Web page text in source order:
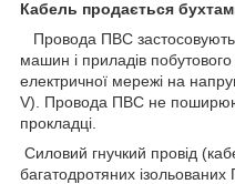
Кабель продається
Провода ПВС
машин і приладів побутового
електричної мережі на
V). Провода ПВС не
прокладці.
Силовий гнучкий провід
багатодротяних ізольованих